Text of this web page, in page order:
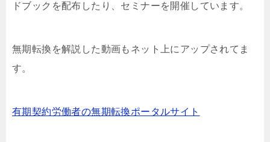
ドブックを配布したり、セミナーを開催しています。
無期転換を解説した動画もネット上にアップされてま
す。
有期契約労働者の無期転換ポータルサイト